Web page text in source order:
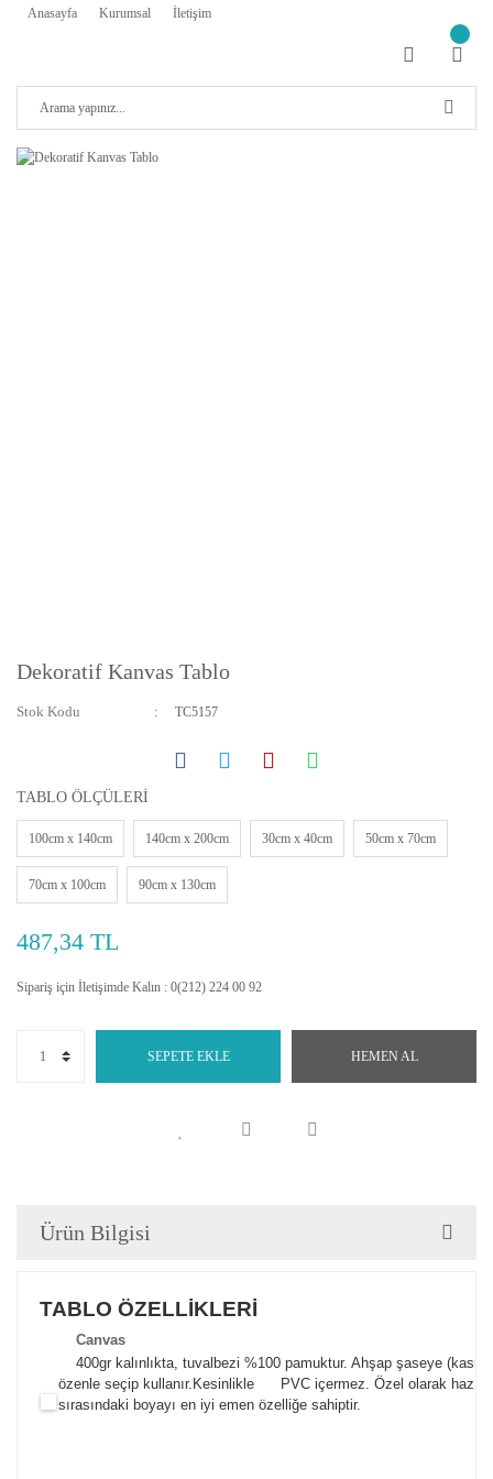
Anasayfa Kurumsal İletişim
Dekoratif Kanvas Tablo
Stok Kodu TC5157
TABLO ÖLÇÜLERİ
100cm x 140cm 140cm x 200cm 30cm x 40cm 50cm x 70cm
70cm x 100cm 90cm x 130cm
487,34 TL
Sipariş için İletişimde Kalın : 0(212) 224 00 92
SEPETE EKLE HEMEN AL
Ürün Bilgisi
TABLO ÖZELLİKLERİ
Canvas
400gr kalınlıkta, tuvalbezi %100 pamuktur. Ahşap şaseye
özenle seçip kullanır. Kesinlikle PVC içermez. Özel olarak
sırasındaki boyayı en iyi emen özelliğe sahiptir.